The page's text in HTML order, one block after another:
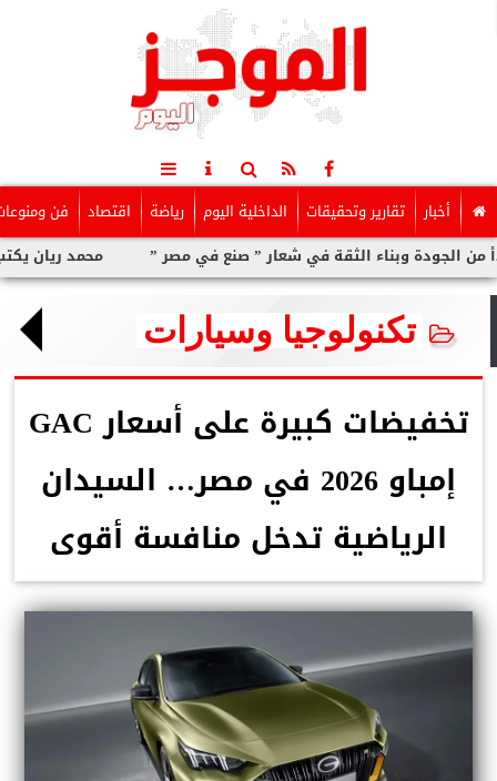
أخبار تقارير وتحقيقات الداخلية اليوم رياضة اقتصاد فن
محمد ريان يكتب: ماالذى وبناء الثقة في شعار ” صنع في مصر ”
تكنولوجيا وسيارات
تخفيضات كبيرة على أسعار GAC
إمباو 2026 في مصر… السيدان
الرياضية تدخل منافسة أقوى